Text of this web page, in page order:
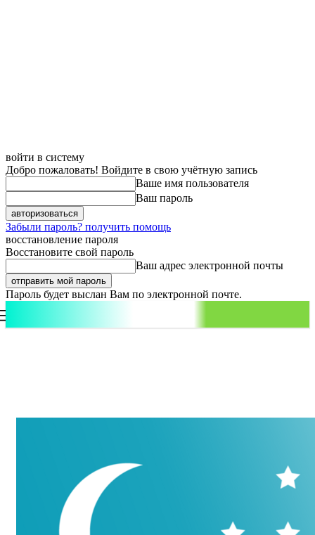
войти в систему
Добро пожаловать! Войдите в свою учётную запись
Ваше имя пользователя
Ваш пароль
Забыли пароль? получить помощь
восстановление пароля
Восстановите свой пароль
Ваш адрес электронной почты
Пароль будет выслан Вам по электронной почте.